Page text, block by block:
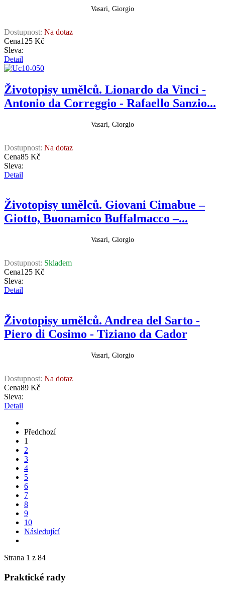
Vasari, Giorgio
Dostupnost: Na dotaz
Cena125 Kč
Sleva:
Detail
Životopisy umělců. Lionardo da Vinci -
Antonio da Correggio - Rafaello Sanzio...
Vasari, Giorgio
Dostupnost: Na dotaz
Cena85 Kč
Sleva:
Detail
Životopisy umělců. Giovani Cimabue –
Giotto, Buonamico Buffalmacco –...
Vasari, Giorgio
Dostupnost: Skladem
Cena125 Kč
Sleva:
Detail
Životopisy umělců. Andrea del Sarto -
Piero di Cosimo - Tiziano da Cador
Vasari, Giorgio
Dostupnost: Na dotaz
Cena89 Kč
Sleva:
Detail
Předchozí
1
2
3
4
5
6
7
8
9
10
Následující
Strana 1 z 84
Praktické rady